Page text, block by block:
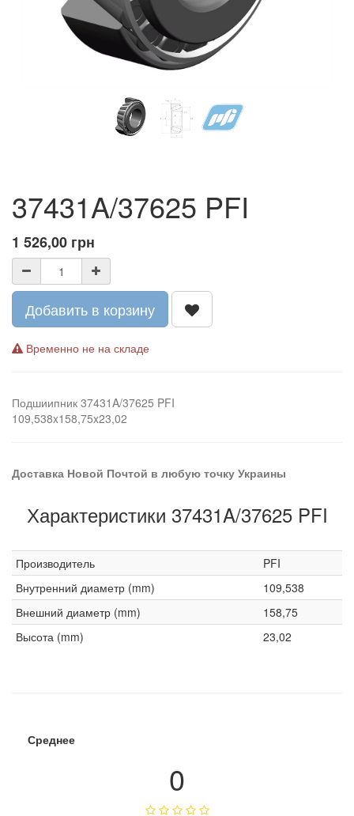
37431A/37625 PFI
1 526,00 грн
Добавить в корзину
Временно не на складе
Подшиипник 37431A/37625 PFI
109,538x158,75x23,02
Доставка Новой Почтой в любую точку Украины
Характеристики 37431A/37625 PFI
Производитель
PFI
Внутренний диаметр (mm)
109,538
Внешний диаметр (mm)
158,75
Высота (mm)
23,02
Среднее
0